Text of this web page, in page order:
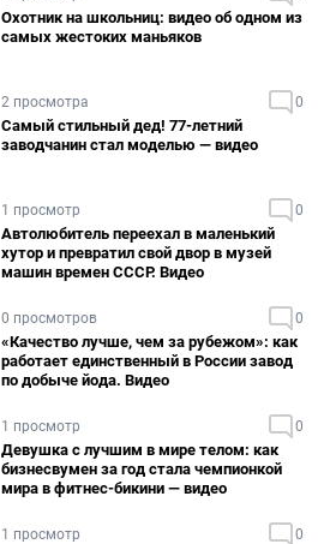
Охотник на школьниц: видео об одном из
самых жестоких маньяков
2 просмотра 0
Самый стильный дед! 77-летний
заводчанин стал моделью — видео
1 просмотр 0
Автолюбитель переехал в маленький
хутор и превратил свой двор в музей
машин времен СССР. Видео
0 просмотров 0
«Качество лучше, чем за рубежом»: как
работает единственный в России завод
по добыче йода. Видео
1 просмотр 0
Девушка с лучшим в мире телом: как
бизнесвумен за год стала чемпионкой
мира в фитнес-бикини — видео
1 просмотр 0